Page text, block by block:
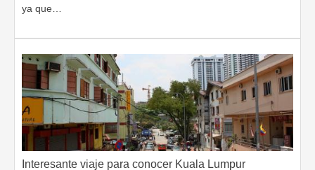
ya que…
Interesante viaje para conocer Kuala Lumpur